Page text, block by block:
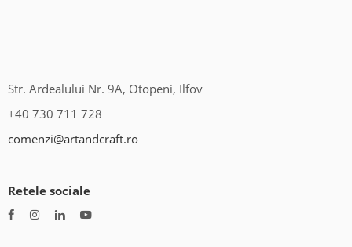
Str. Ardealului Nr. 9A, Otopeni, Ilfov
+40 730 711 728
comenzi@artandcraft.ro
Retele sociale